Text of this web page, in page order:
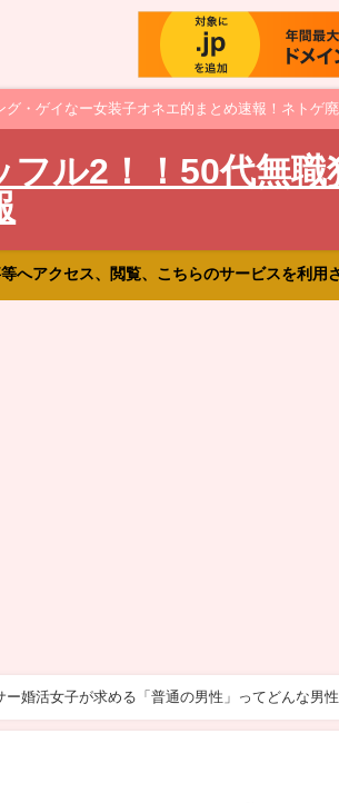
・ゲイなー女装子オネエ的まとめ速報！ネト
フル2！！50代無
へアクセス、閲覧、こちらのサービスを利
ー婚活女子が求める「普通の男性」ってどんな